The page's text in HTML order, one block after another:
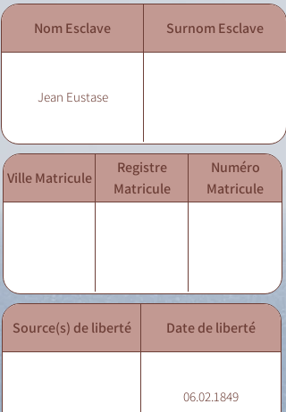
Nom Esclave Surnom Esclave
Jean Eustase
Ville Matricule
Registre
Matricule
Numéro
Matricule
Source(s) de liberté Date de liberté
06.02.1849